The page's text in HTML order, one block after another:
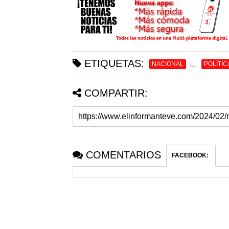
ETIQUETAS: NACIONAL
COMPARTIR:
COMENTARIOS FACEBOOK: